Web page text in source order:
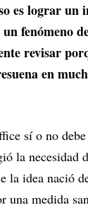
es lograr un
fenómeno
revisar
en
sí o no
la necesidad
la idea nació
una medida